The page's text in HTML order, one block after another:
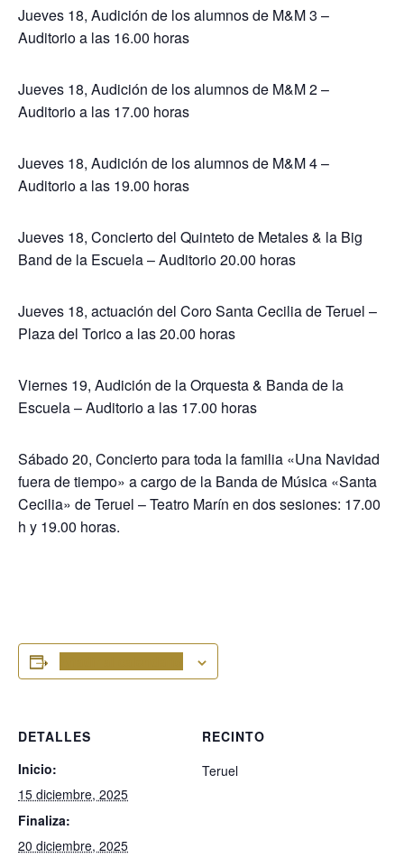
Jueves 18, Audición de los alumnos de M&M 3 –
Auditorio a las 16.00 horas
Jueves 18, Audición de los alumnos de M&M 2 –
Auditorio a las 17.00 horas
Jueves 18, Audición de los alumnos de M&M 4 –
Auditorio a las 19.00 horas
Jueves 18, Concierto del Quinteto de Metales & la Big
Band de la Escuela – Auditorio 20.00 horas
Jueves 18, actuación del Coro Santa Cecilia de Teruel –
Plaza del Torico a las 20.00 horas
Viernes 19, Audición de la Orquesta & Banda de la
Escuela – Auditorio a las 17.00 horas
Sábado 20, Concierto para toda la familia «Una Navidad
fuera de tiempo» a cargo de la Banda de Música «Santa
Cecilia» de Teruel – Teatro Marín en dos sesiones: 17.00
h y 19.00 horas.
DETALLES
Inicio:
15 diciembre, 2025
Finaliza:
20 diciembre, 2025
RECINTO
Teruel